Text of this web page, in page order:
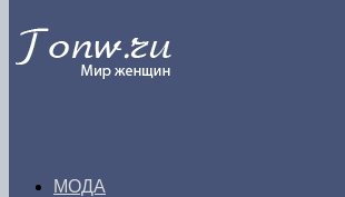
МОДА